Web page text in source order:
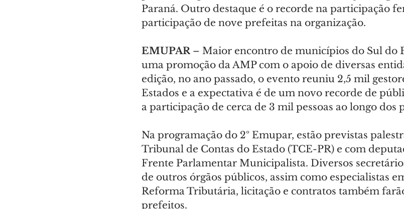
Paraná. Outro destaque é o recorde na participação
participação de nove prefeitas na organização.
EMUPAR – Maior encontro de municípios do Sul do
uma promoção da AMP com o apoio de diversas
edição, no ano passado, o evento reuniu 2,5 mil
Estados e a expectativa é de um novo recorde de
a participação de cerca de 3 mil pessoas ao longo dos
Na programação do 2º Emupar, estão previstas
Tribunal de Contas do Estado (TCE-PR) e com
Frente Parlamentar Municipalista. Diversos
de outros órgãos públicos, assim como especialistas
Reforma Tributária, licitação e contratos também
prefeitos.